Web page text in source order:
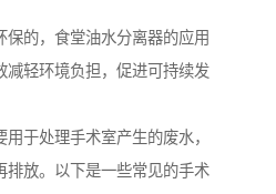
保的，食堂油水分离器的应用
减轻环境负担，促进可持续发
于处理手术室产生的废水，
排放。以下是一些常见的手术